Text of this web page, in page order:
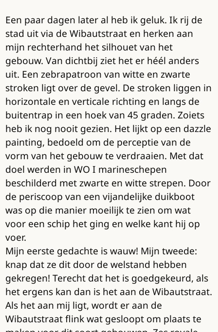
Een paar dagen later al heb ik geluk. Ik rij de
stad uit via de Wibautstraat en herken aan
mijn rechterhand het silhouet van het
gebouw. Van dichtbij ziet het er héél anders
uit. Een zebrapatroon van witte en zwarte
stroken ligt over de gevel. De stroken liggen in
horizontale en verticale richting en langs de
buitentrap in een hoek van 45 graden. Zoiets
heb ik nog nooit gezien. Het lijkt op een dazzle
painting, bedoeld om de perceptie van de
vorm van het gebouw te verdraaien. Met dat
doel werden in WO I marineschepen
beschilderd met zwarte en witte strepen. Door
de periscoop van een vijandelijke duikboot
was op die manier moeilijk te zien om wat
voor een schip het ging en welke kant hij op
voer.
Mijn eerste gedachte is wauw! Mijn tweede:
knap dat ze dit door de welstand hebben
gekregen! Terecht dat het is goedgekeurd, als
het ergens kan dan is het aan de Wibautstraat.
Als het aan mij ligt, wordt er aan de
Wibautstraat flink wat gesloopt om plaats te